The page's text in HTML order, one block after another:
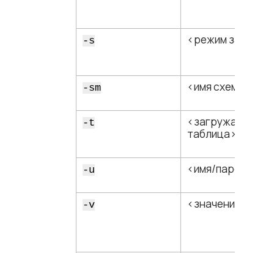
-s <​режим
-sm <​имя схемы​>
-t
<​загружаемая
таблица​>
-u <​имя/пароль​>
-v <​значение​>